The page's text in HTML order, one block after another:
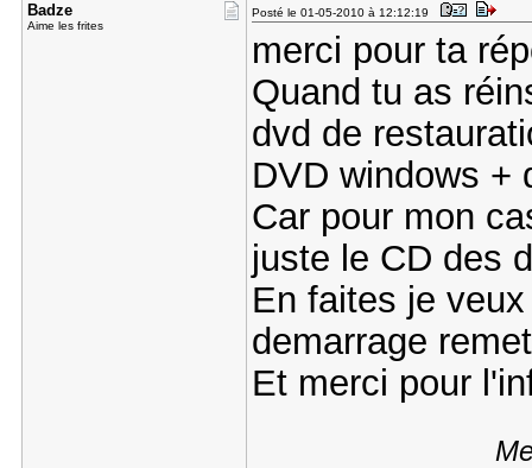
Badze
Aime les frites
Posté le 01-05-2010 à 12:12:19
merci pour ta
Quand tu as
dvd de
DVD windows +
Car pour mon
juste le CD des
En faites je
demarrage
Et merci pour